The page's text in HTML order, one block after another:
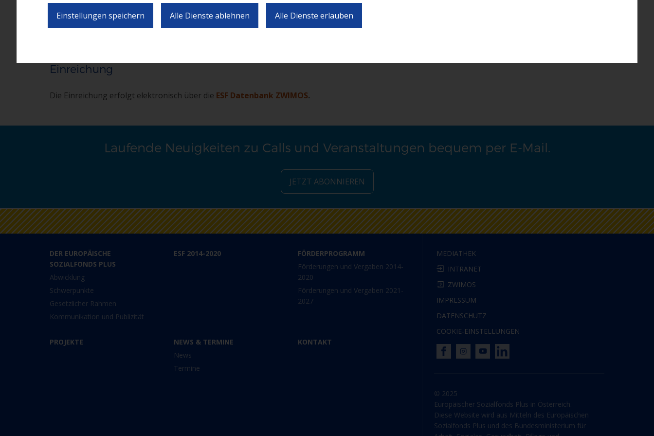
Call Dokument
Einreichung
Die Einreichung erfolgt elektronisch über die ESF Datenbank ZWIMOS.
Laufende Neuigkeiten zu Calls und Veranstaltungen bequem per E-Mail.
JETZT ABONNIEREN
DER EUROPÄISCHE
SOZIALFONDS PLUS
Abwicklung
Schwerpunkte
Gesetzlicher Rahmen
Kommunikation und Publizität
ESF 2014-2020
FÖRDERPROGRAMM
Förderungen und Vergaben 2014-
2020
Förderungen und Vergaben 2021-
2027
PROJEKTE
NEWS & TERMINE
News
Termine
KONTAKT
MEDIATHEK
INTRANET
ZWIMOS
IMPRESSUM
DATENSCHUTZ
COOKIE-EINSTELLUNGEN
© 2025
Europäischer Sozialfonds Plus in Österreich.
Diese Website wird aus Mitteln des Europäischen
Sozialfonds Plus und des Bundesministerium für
Einstellungen speichern Alle Dienste ablehnen Alle Dienste erlauben